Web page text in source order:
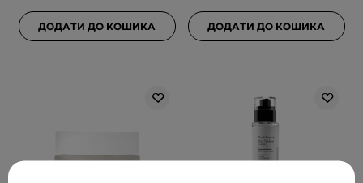
ДОДАТИ ДО КОШИКА ДОДАТИ ДО КОШИКА